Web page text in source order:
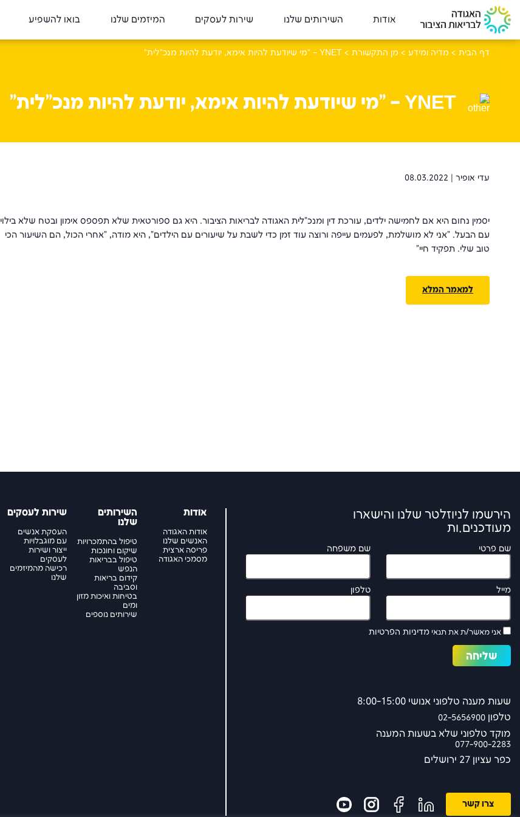
אודות השירותים שלנו שירות לעסקים המיזמים שלנו בואו להשפיע
דף הבית > מדיה ומידע > מן התקשורת > YNET – "מי שיודעת להיות אימא, יודעת להיות מנכ"לית"
YNET – "מי שיודעת להיות אימא, יודעת להיות מנכ"לית"
עדי אופיר | 08.03.2022
יסמין נחום היא אם לחמישה ילדים, עורכת דין ומנכ"לית האגודה לבריאות הציבור. היא גם ספורטאית שלא תפספס אימון ובטח שלא בילוי
עם הבעל. "אני לא מושלמת, לפעמים עייפה ורוצה עוד זמן כדי לשבת על שיעורים עם הילדים", היא מודה, "אחרי הכול, הם השיעור הכי
טוב שלי. תפקיד חיי"
למאמר המלא
הירשמו לניוזלטר שלנו והישארו
מעודכנים.ות
שם פרטי שם משפחה
מייל טלפון
אני מאשר/ת את תנאי מדיניות הפרטיות
שעות מענה טלפוני אנושי 8:00-15:00
טלפון 02-5656900
מוקד טלפוני שלא בשעות המענה
077-900-2283
כפר עציון 27 ירושלים
צרו קשר
אודות
אודות האגודה
האנשים שלנו
פריסה ארצית
מסמכי האגודה
השירותים
שלנו
טיפול בהתמכרויות
שיקום וחונכות
טיפול בבריאות
הנפש
קידום בריאות
וסביבה
בטיחות ואיכות מזון
ומים
שירותים נוספים
שירות לעסקים
העסקת אנשים
עם מוגבלויות
ייצור ושירות
לעסקים
רכישה מהמיזמים
שלנו